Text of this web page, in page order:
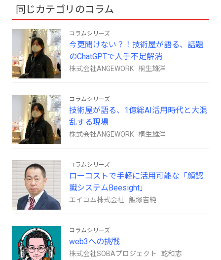
同じカテゴリのコラム
コラムシリーズ
今更聞けない？！技術屋が語る、話題
のChatGPTで人手不足解消
株式会社ANGEWORK 桐生雄洋
コラムシリーズ
技術屋が語る、1億総AI活用時代と大混
乱する現場
株式会社ANGEWORK 桐生雄洋
コラムシリーズ
ローコストで手軽に活用可能な「顔認
識システムBeesight」
エイコム株式会社 飯塚吉純
コラムシリーズ
web3への挑戦
株式会社SOBAプロジェクト 乾和志